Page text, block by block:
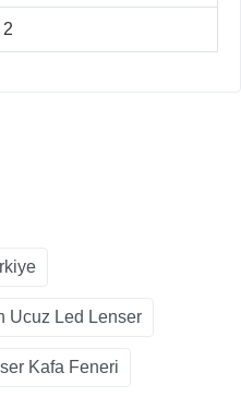
2
Ucuz Led Lenser
Kafa Feneri